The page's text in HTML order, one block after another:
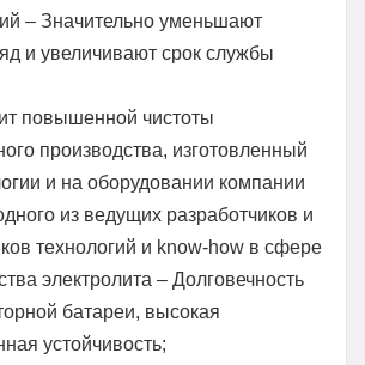
– Значительно уменьшают
и увеличивают срок службы
повышенной чистоты
производства, изготовленный
и на оборудовании компании
из ведущих разработчиков и
технологий и know-how в сфере
электролита – Долговечность
батареи, высокая
устойчивость;